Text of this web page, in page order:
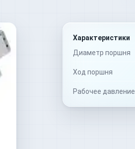
Характеристики
Диаметр поршня
Ход поршня
Рабочее давление